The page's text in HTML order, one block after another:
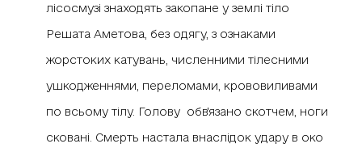
лісосмузі знаходять закопане у землі тіло
Решата Аметова, без одягу, з ознаками
жорстоких катувань, численними тілесними
ушкодженнями, переломами, крововиливами
по всьому тілу. Голову обв'язано скотчем, ноги
сковані. Смерть настала внаслідок удару в око